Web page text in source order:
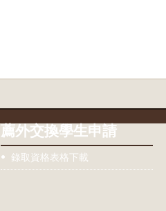
薦外交換學生申請
錄取資格表格下載